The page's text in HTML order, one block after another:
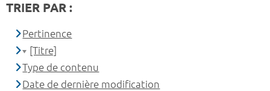
TRIER PAR :
Pertinence
[Titre]
Type de contenu
Date de dernière modification